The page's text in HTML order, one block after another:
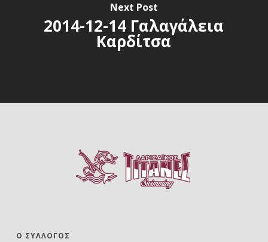
Next Post
2014-12-14 Γαλαγάλεια
Καρδίτσα
Ο ΣΎΛΛΟΓΟΣ